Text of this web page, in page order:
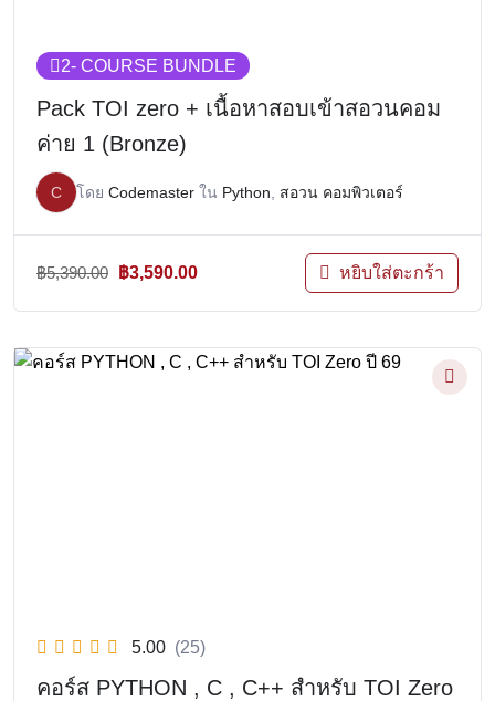
2- COURSE BUNDLE
Pack TOI zero + เนื้อหาสอบเข้าสอวนคอม
ค่าย 1 (Bronze)
C โดย Codemaster ใน Python สอวน คอมพิวเตอร์
฿5,390.00 Original
price
฿3,590.00Current
หยิบใส่ตะกร้า
5.00 (25)
คอร์ส PYTHON , C , C++ สำหรับ TOI Zero